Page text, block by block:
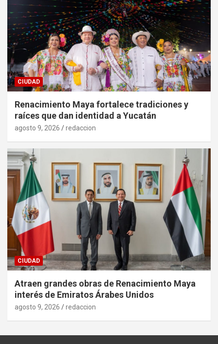
CIUDAD
Renacimiento Maya fortalece tradiciones y
raíces que dan identidad a Yucatán
agosto 9, 2026 redaccion
CIUDAD
Atraen grandes obras de Renacimiento Maya
interés de Emiratos Árabes Unidos
agosto 9, 2026 redaccion